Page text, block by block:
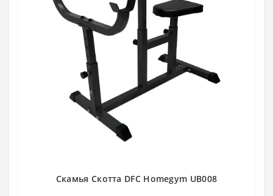
Скамья Скотта DFC Homegym UB008